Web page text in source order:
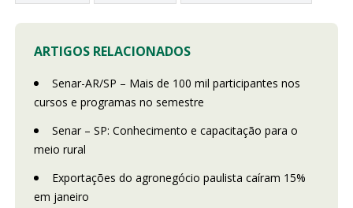
ARTIGOS RELACIONADOS
Senar-AR/SP – Mais de 100 mil participantes nos
cursos e programas no semestre
Senar – SP: Conhecimento e capacitação para o
meio rural
Exportações do agronegócio paulista caíram 15%
em janeiro